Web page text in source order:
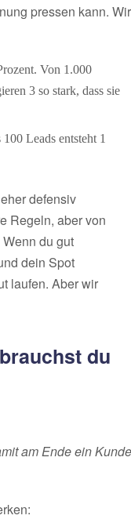
pressen kann. Wir
Von 1.000
3 so stark, dass sie
Leads entsteht 1
defensiv
Regeln, aber von
du gut
dein Spot
laufen. Aber wir
du
am Ende ein Kunde